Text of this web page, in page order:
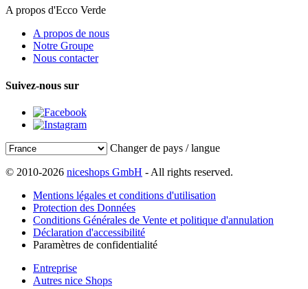
A propos d'Ecco Verde
A propos de nous
Notre Groupe
Nous contacter
Suivez-nous sur
Changer de pays / langue
© 2010-2026 niceshops GmbH - All rights reserved.
Mentions légales et conditions d'utilisation
Protection des Données
Conditions Générales de Vente et politique d'annulation
Déclaration d'accessibilité
Paramètres de confidentialité
Entreprise
Autres nice Shops